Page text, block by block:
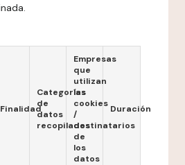
Finalidad
Categorías
de
datos
recopilados
Empresas
que
utilizan
las
cookies
/
destinatarios
de
los
datos
Duración